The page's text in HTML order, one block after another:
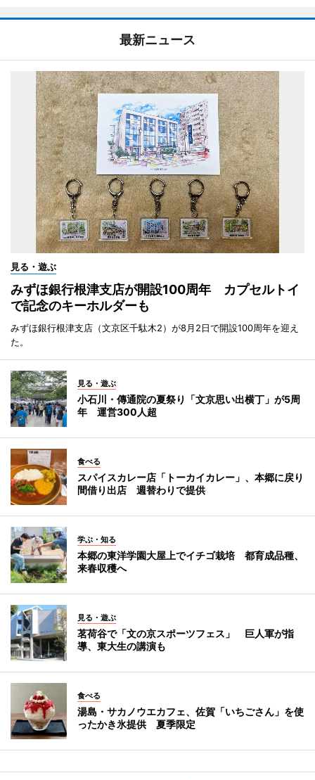
最新ニュース
見る・遊ぶ
みずほ銀行根津支店が開設100周年 カプセルトイ
で記念のキーホルダーも
みずほ銀行根津支店（文京区千駄木2）が8月2日で開設100周年を迎え
た。
見る・遊ぶ
小石川・傳通院の夏祭り「文京思い出横丁」が5周
年 運営300人超
食べる
スパイスカレー店「トーカイカレー」、本郷に戻り
間借り出店 週替わりで提供
学ぶ・知る
本郷の東洋学園大屋上でイチゴ栽培 都育成品種、
来春収穫へ
見る・遊ぶ
茗荷谷で「文の京スポーツフェス」 巨人軍が指
導、東大生の講演も
食べる
湯島・サカノウエカフェ、佐賀「いちごさん」を使
ったかき氷提供 夏季限定